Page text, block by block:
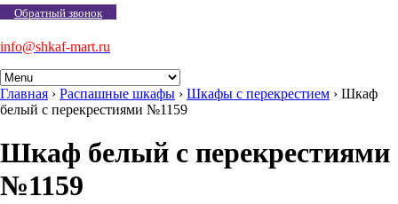
Обратный звонок
info@shkaf-mart.ru
Главная › Распашные шкафы › Шкафы с перекрестием › Шкаф
белый с перекрестиями №1159
Шкаф белый с перекрестиями
№1159